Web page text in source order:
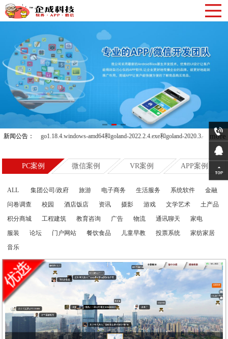
QQ客服
新闻公告：
重庆建站产品:go1.18.4.windows-amd64和goland-2022.2.4.exe和goland-2020.3.4.exe下载
more
PC案例 微信案例 VR案例 APP案例
ALL 集团公司/政府 旅游 电子商务 生活服务 系统软件
金融
问卷调查
校园 酒店饭店 资讯 摄影 游戏 文学艺术
土产品
积分商城
工程建筑 教育咨询 广告 物流 通讯聊天
家电
服装
论坛 门户网站 餐饮食品 儿童早教 投票系统
家纺家居
音乐